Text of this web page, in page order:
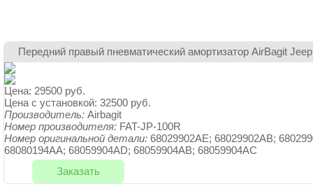
Передний правый пневматический амортизатор AirBagit
Цена: 29500 руб.
Цена с установкой: 32500 руб.
Производитель: Airbagit
Номер производителя: FAT-JP-100R
Номер оригинальной детали: 68029902AE; 68029902AB;
68080194AA; 68059904AD; 68059904AB; 68059904AC
Заказать